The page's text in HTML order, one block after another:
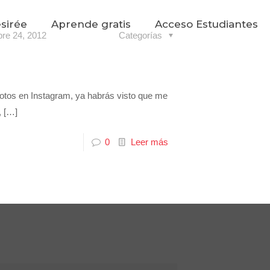
Aprende gratis Acceso Estudiantes
24, 2012 Categorías
en Instagram, ya habrás visto que me
[…]
0 Leer más